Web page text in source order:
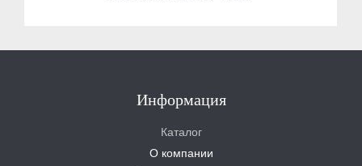
Информация
Каталог
О компании